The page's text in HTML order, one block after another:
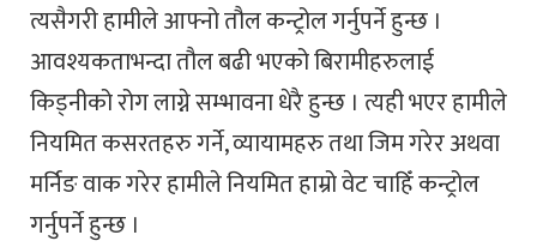
त्यसैगरी हामीले आफ्नो तौल कन्ट्रोल गर्नुपर्ने हुन्छ ।
आवश्यकताभन्दा तौल बढी भएको बिरामीहरुलाई
किड्नीको रोग लाग्ने सम्भावना धेरै हुन्छ । त्यही भएर हामीले
नियमित कसरतहरु गर्ने, व्यायामहरु तथा जिम गरेर अथवा
मर्निङ वाक गरेर हामीले नियमित हाम्रो वेट चाहिँ कन्ट्रोल
गर्नुपर्ने हुन्छ ।